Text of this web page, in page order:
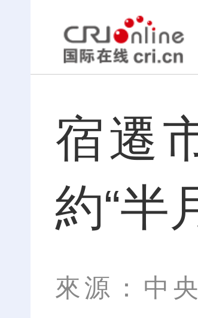
宿遷
約“半
來源：中